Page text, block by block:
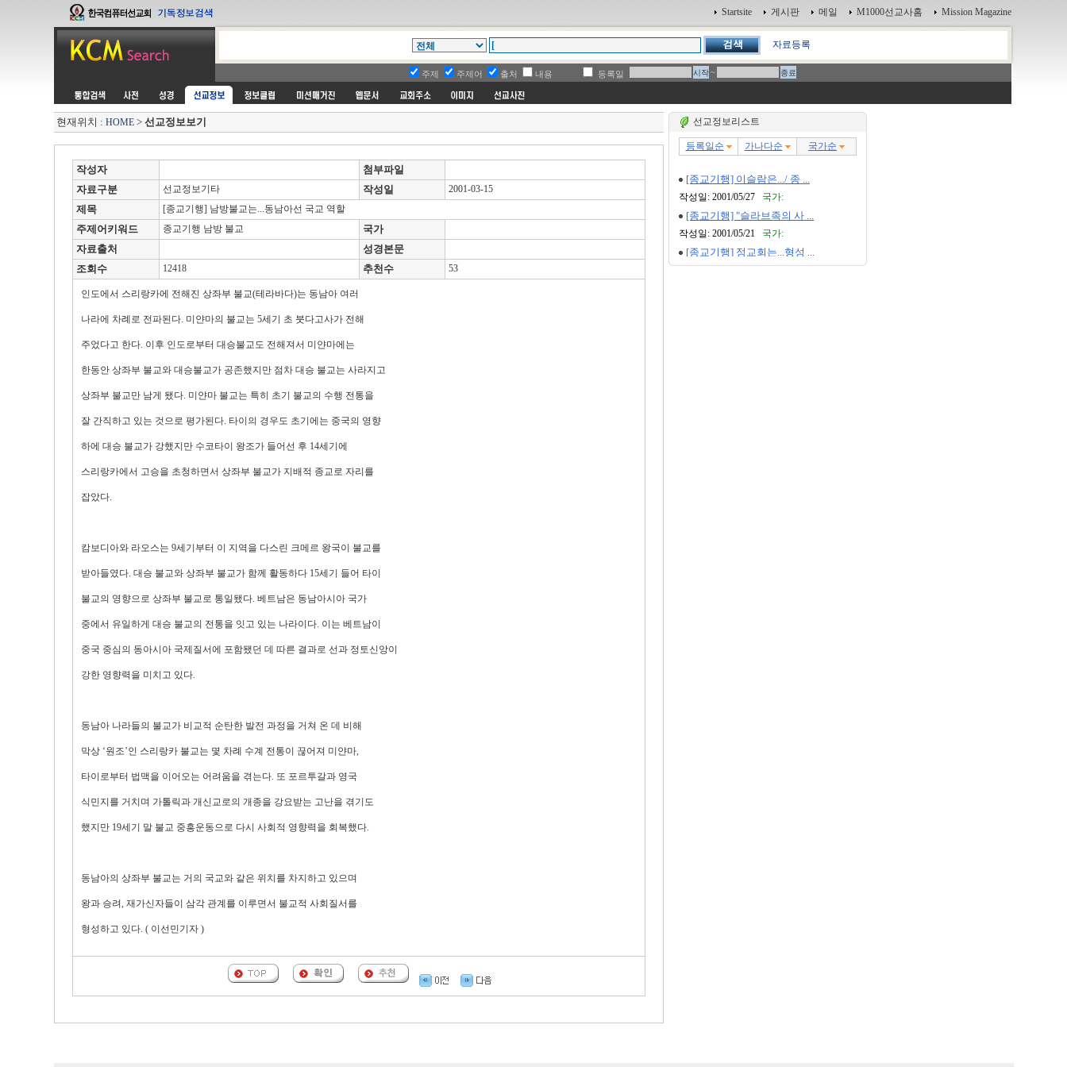
Startsite 게시판 메일 M1000선교사홈 Mission Magazine
자료등록
주제 주제어 출처 내용 등록일 ~
현재위치 : HOME> 선교정보보기
작성자
첨부파일
자료구분
선교정보기타 작성일 2001-03-15
제목 [종교기행] 남방불교는...동남아선 국교 역할
주제어키워드 종교기행 남방 불교
국가
자료출처
성경본문
조회수
12418 추천수 53
인도에서 스리랑카에 전해진 상좌부 불교(테라바다)는 동남아 여러
나라에 차례로 전파된다. 미얀마의 불교는 5세기 초 붓다고사가 전해
주었다고 한다. 이후 인도로부터 대승불교도 전해져서 미얀마에는
한동안 상좌부 불교와 대승불교가 공존했지만 점차 대승 불교는 사라지고
상좌부 불교만 남게 됐다. 미얀마 불교는 특히 초기 불교의 수행 전통을
잘 간직하고 있는 것으로 평가된다. 타이의 경우도 초기에는 중국의 영향
하에 대승 불교가 강했지만 수코타이 왕조가 들어선 후 14세기에
스리랑카에서 고승을 초청하면서 상좌부 불교가 지배적 종교로 자리를
잡았다.
캄보디아와 라오스는 9세기부터 이 지역을 다스린 크메르 왕국이 불교를
받아들였다. 대승 불교와 상좌부 불교가 함께 활동하다 15세기 들어 타이
불교의 영향으로 상좌부 불교로 통일됐다. 베트남은 동남아시아 국가
중에서 유일하게 대승 불교의 전통을 잇고 있는 나라이다. 이는 베트남이
중국 중심의 동아시아 국제질서에 포함됐던 데 따른 결과로 선과 정토신앙이
강한 영향력을 미치고 있다.
동남아 나라들의 불교가 비교적 순탄한 발전 과정을 거쳐 온 데 비해
막상 ‘원조’인 스리랑카 불교는 몇 차례 수계 전통이 끊어져 미얀마,
타이로부터 법맥을 이어오는 어려움을 겪는다. 또 포르투갈과 영국
식민지를 거치며 가톨릭과 개신교로의 개종을 강요받는 고난을 겪기도
했지만 19세기 말 불교 중흥운동으로 다시 사회적 영향력을 회복했다.
동남아의 상좌부 불교는 거의 국교와 같은 위치를 차지하고 있으며
왕과 승려, 재가신자들이 삼각 관계를 이루면서 불교적 사회질서를
형성하고 있다. ( 이선민기자 )
선교정보리스트